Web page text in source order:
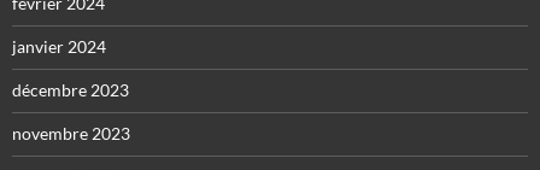
janvier 2024
décembre 2023
novembre 2023